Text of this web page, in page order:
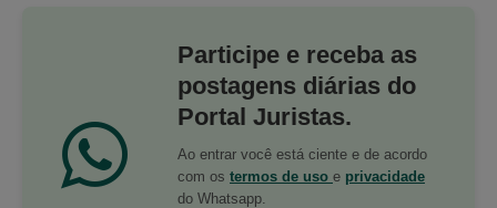
Participe e receba as
postagens diárias do
Portal Juristas.
Ao entrar você está ciente e de acordo
com os termos de uso e privacidade
do Whatsapp.